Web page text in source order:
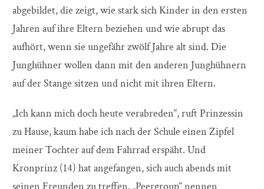
abgebildet, die zeigt, wie stark sich Kinder in den ersten
Jahren auf ihre Eltern beziehen und wie abrupt das
aufhört, wenn sie ungefähr zwölf Jahre alt sind. Die
Junghühner wollen dann mit den anderen Junghühnern
auf der Stange sitzen und nicht mit ihren Eltern.
„Ich kann mich doch heute verabreden“, ruft Prinzessin
zu Hause, kaum habe ich nach der Schule einen Zipfel
meiner Tochter auf dem Fahrrad erspäht. Und
Kronprinz (14) hat angefangen, sich auch abends mit